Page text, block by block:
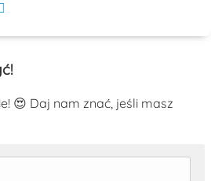
😍 Daj nam znać, jeśli masz